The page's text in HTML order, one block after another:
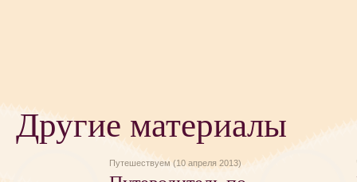
Другие материалы
Путешествуем (10 апреля 2013)